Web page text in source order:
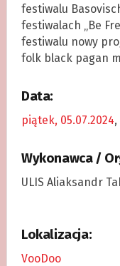
festiwalu
festiwalach „Be
festiwalu nowy
folk black pagan
Data:
piątek, 05.07.2024,
Wykonawca /
ULIS Aliaksandr
Lokalizacja:
VooDoo